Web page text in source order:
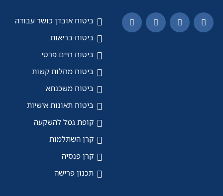
ביטוח אובדן כושר עבודה
ביטוח בריאות
ביטוח חיים פרטי
ביטוח מחלות קשות
ביטוח משכנתא
ביטוח תאונות אישיות
קופת גמל להשקעה
קרן השתלמות
קרן פנסיה
תכנון פרישה